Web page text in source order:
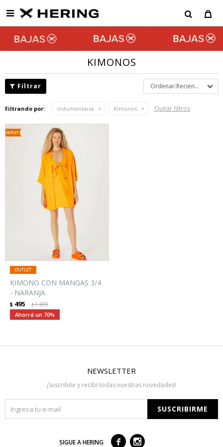

KIMONOS
Recientes
Filtrando por: Indumentaria Kimonos Quitar filtros
KIMONO CON MANGAS 3/4
- NARANJA
$ 495 $1.699
70
NEWSLETTER
¡Suscribite y recibí todas nuestras novedades!
SUSCRIBIRME
SIGUE A HERING  